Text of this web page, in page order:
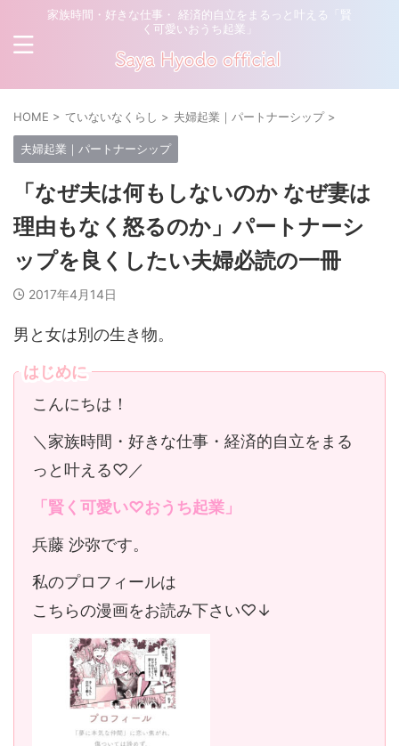
家族時間・好きな仕事・ 経済的自立をまるっと叶える「賢
く可愛いおうち起業」
HOME > ていないなくらし > 夫婦起業｜パートナーシップ >
夫婦起業｜パートナーシップ
「なぜ夫は何もしないのか なぜ妻は
理由もなく怒るのか」パートナーシ
ップを良くしたい夫婦必読の一冊
2017年4月14日
男と女は別の生き物。
はじめに
こんにちは！
＼家族時間・好きな仕事・経済的自立をまる
っと叶える♡／
「賢く可愛い♡おうち起業」
兵藤 沙弥です。
私のプロフィールは
こちらの漫画をお読み下さい♡↓